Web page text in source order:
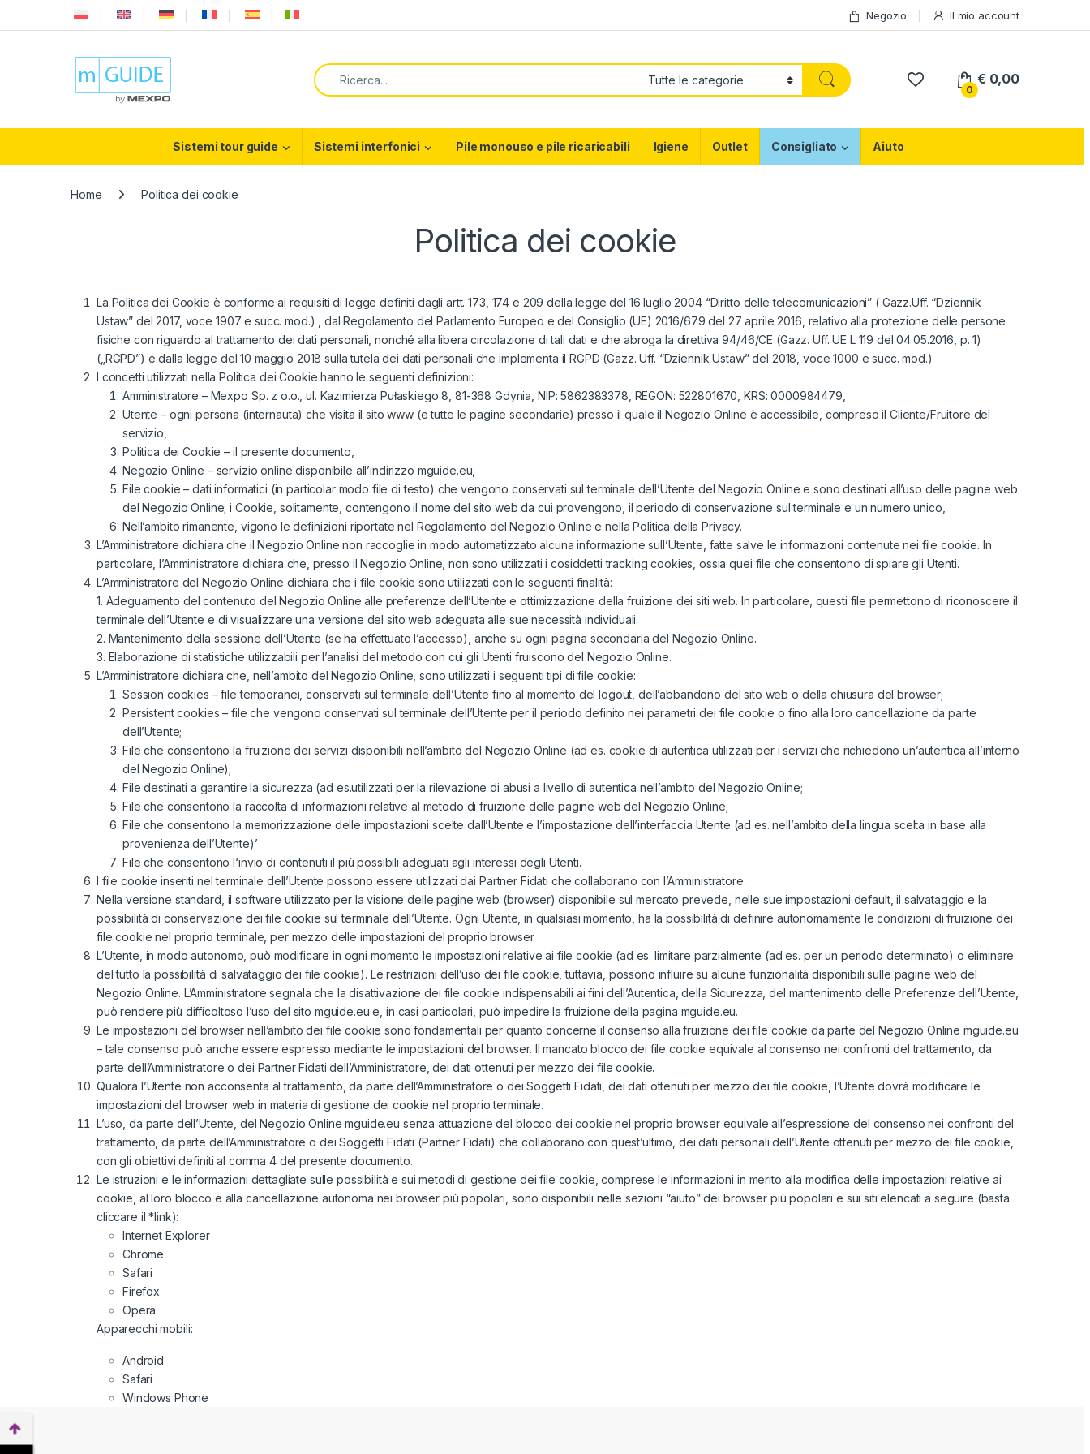
Negozio Il mio account
Search for:
0
€ 0,00
Sistemi tour guide Sistemi interfonici Pile monouso e pile ricaricabili Igiene Outlet Consigliato Aiuto
Home Politica dei cookie
Politica dei cookie
La Politica dei Cookie è conforme ai requisiti di legge definiti dagli artt. 173, 174 e 209 della legge del 16 luglio 2004 “Diritto delle telecomunicazioni” ( Gazz.Uff. “Dziennik
Ustaw” del 2017, voce 1907 e succ. mod.) , dal Regolamento del Parlamento Europeo e del Consiglio (UE) 2016/679 del 27 aprile 2016, relativo alla protezione delle persone
fisiche con riguardo al trattamento dei dati personali, nonché alla libera circolazione di tali dati e che abroga la direttiva 94/46/CE (Gazz. Uff. UE L 119 del 04.05.2016, p. 1)
(„RGPD”) e dalla legge del 10 maggio 2018 sulla tutela dei dati personali che implementa il RGPD (Gazz. Uff. “Dziennik Ustaw” del 2018, voce 1000 e succ. mod.)
I concetti utilizzati nella Politica dei Cookie hanno le seguenti definizioni:
Amministratore – Mexpo Sp. z o.o., ul. Kazimierza Pułaskiego 8, 81-368 Gdynia, NIP: 5862383378, REGON: 522801670, KRS: 0000984479,
Utente – ogni persona (internauta) che visita il sito www (e tutte le pagine secondarie) presso il quale il Negozio Online è accessibile, compreso il Cliente/Fruitore del
servizio,
Politica dei Cookie – il presente documento,
Negozio Online – servizio online disponibile all’indirizzo mguide.eu,
File cookie – dati informatici (in particolar modo file di testo) che vengono conservati sul terminale dell’Utente del Negozio Online e sono destinati all’uso delle pagine web
del Negozio Online; i Cookie, solitamente, contengono il nome del sito web da cui provengono, il periodo di conservazione sul terminale e un numero unico,
Nell’ambito rimanente, vigono le definizioni riportate nel Regolamento del Negozio Online e nella Politica della Privacy.
L’Amministratore dichiara che il Negozio Online non raccoglie in modo automatizzato alcuna informazione sull’Utente, fatte salve le informazioni contenute nei file cookie. In
particolare, l’Amministratore dichiara che, presso il Negozio Online, non sono utilizzati i cosiddetti tracking cookies, ossia quei file che consentono di spiare gli Utenti.
L’Amministratore del Negozio Online dichiara che i file cookie sono utilizzati con le seguenti finalità:
1. Adeguamento del contenuto del Negozio Online alle preferenze dell’Utente e ottimizzazione della fruizione dei siti web. In particolare, questi file permettono di riconoscere il
terminale dell’Utente e di visualizzare una versione del sito web adeguata alle sue necessità individuali.
2. Mantenimento della sessione dell’Utente (se ha effettuato l’accesso), anche su ogni pagina secondaria del Negozio Online.
3. Elaborazione di statistiche utilizzabili per l’analisi del metodo con cui gli Utenti fruiscono del Negozio Online.
L’Amministratore dichiara che, nell’ambito del Negozio Online, sono utilizzati i seguenti tipi di file cookie:
Session cookies – file temporanei, conservati sul terminale dell’Utente fino al momento del logout, dell’abbandono del sito web o della chiusura del browser;
Persistent cookies – file che vengono conservati sul terminale dell’Utente per il periodo definito nei parametri dei file cookie o fino alla loro cancellazione da parte
dell’Utente;
File che consentono la fruizione dei servizi disponibili nell’ambito del Negozio Online (ad es. cookie di autentica utilizzati per i servizi che richiedono un’autentica all’interno
del Negozio Online);
File destinati a garantire la sicurezza (ad es.utilizzati per la rilevazione di abusi a livello di autentica nell’ambito del Negozio Online;
File che consentono la raccolta di informazioni relative al metodo di fruizione delle pagine web del Negozio Online;
File che consentono la memorizzazione delle impostazioni scelte dall’Utente e l’impostazione dell’interfaccia Utente (ad es. nell’ambito della lingua scelta in base alla
provenienza dell’Utente)’
File che consentono l‘invio di contenuti il più possibili adeguati agli interessi degli Utenti.
I file cookie inseriti nel terminale dell’Utente possono essere utilizzati dai Partner Fidati che collaborano con l’Amministratore.
Nella versione standard, il software utilizzato per la visione delle pagine web (browser) disponibile sul mercato prevede, nelle sue impostazioni default, il salvataggio e la
possibilità di conservazione dei file cookie sul terminale dell’Utente. Ogni Utente, in qualsiasi momento, ha la possibilità di definire autonomamente le condizioni di fruizione dei
file cookie nel proprio terminale, per mezzo delle impostazioni del proprio browser.
L’Utente, in modo autonomo, può modificare in ogni momento le impostazioni relative ai file cookie (ad es. limitare parzialmente (ad es. per un periodo determinato) o eliminare
del tutto la possibilità di salvataggio dei file cookie). Le restrizioni dell’uso dei file cookie, tuttavia, possono influire su alcune funzionalità disponibili sulle pagine web del
Negozio Online. L’Amministratore segnala che la disattivazione dei file cookie indispensabili ai fini dell’Autentica, della Sicurezza, del mantenimento delle Preferenze dell’Utente,
può rendere più difficoltoso l’uso del sito mguide.eu e, in casi particolari, può impedire la fruizione della pagina mguide.eu.
Le impostazioni del browser nell’ambito dei file cookie sono fondamentali per quanto concerne il consenso alla fruizione dei file cookie da parte del Negozio Online mguide.eu
– tale consenso può anche essere espresso mediante le impostazioni del browser. Il mancato blocco dei file cookie equivale al consenso nei confronti del trattamento, da
parte dell’Amministratore o dei Partner Fidati dell’Amministratore, dei dati ottenuti per mezzo dei file cookie.
Qualora l’Utente non acconsenta al trattamento, da parte dell’Amministratore o dei Soggetti Fidati, dei dati ottenuti per mezzo dei file cookie, l’Utente dovrà modificare le
impostazioni del browser web in materia di gestione dei cookie nel proprio terminale.
L’uso, da parte dell’Utente, del Negozio Online mguide.eu senza attuazione del blocco dei cookie nel proprio browser equivale all’espressione del consenso nei confronti del
trattamento, da parte dell’Amministratore o dei Soggetti Fidati (Partner Fidati) che collaborano con quest’ultimo, dei dati personali dell’Utente ottenuti per mezzo dei file cookie,
con gli obiettivi definiti al comma 4 del presente documento.
Le istruzioni e le informazioni dettagliate sulle possibilità e sui metodi di gestione dei file cookie, comprese le informazioni in merito alla modifica delle impostazioni relative ai
cookie, al loro blocco e alla cancellazione autonoma nei browser più popolari, sono disponibili nelle sezioni “aiuto” dei browser più popolari e sui siti elencati a seguire (basta
cliccare il *link):
Internet Explorer
Chrome
Safari
Firefox
Opera
Apparecchi mobili:
Android
Safari
Windows Phone